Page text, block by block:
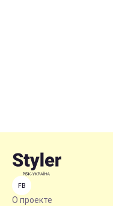
FB
О проекте